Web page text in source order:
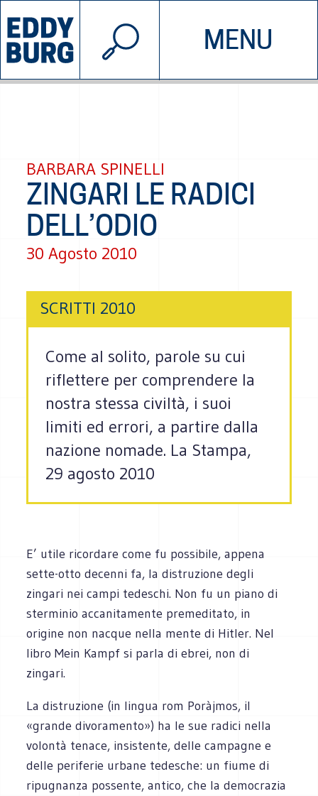
MENU
INIZIATIVE CHI SIAMO
© 2026 EDDYBURG
BARBARA SPINELLI
ZINGARI LE RADICI
DELL’ODIO
30 Agosto 2010
SCRITTI 2010
Come al solito, parole su cui
riflettere per comprendere la
nostra stessa civiltà, i suoi
limiti ed errori, a partire dalla
nazione nomade. La Stampa,
29 agosto 2010
E’ utile ricordare come fu possibile, appena
sette-otto decenni fa, la distruzione degli
zingari nei campi tedeschi. Non fu un piano di
sterminio accanitamente premeditato, in
origine non nacque nella mente di Hitler. Nel
libro Mein Kampf si parla di ebrei, non di
zingari.
La distruzione (in lingua rom Poràjmos, il
«grande divoramento») ha le sue radici nella
volontà tenace, insistente, delle campagne e
delle periferie urbane tedesche: un fiume di
ripugnanza possente, antico, che la democrazia